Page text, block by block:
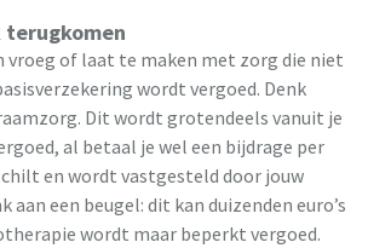
terugkomen
vroeg of laat te maken met zorg die niet
wordt vergoed. Denk
Dit wordt grotendeels vanuit je
al betaal je wel een bijdrage per
en wordt vastgesteld door jouw
aan een beugel: dit kan duizenden euro’s
wordt maar beperkt vergoed.